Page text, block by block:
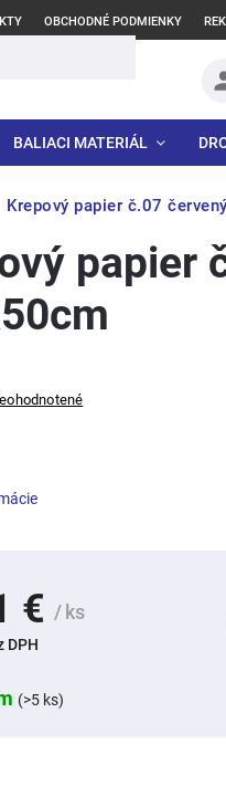
OBCHODNÉ PODMIENKY
BALIACI MATERIÁL
Krepový papier č.07
€ / ks
DPH
(>5 ks)
papier